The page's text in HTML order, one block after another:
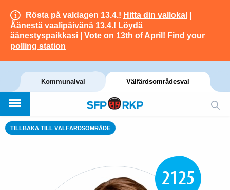
Rösta på valdagen 13.4.! Hitta din vallokal
Äänestä vaalipäivänä 13.4.! Löydä
äänestyspaikkasi | Vote on 13th of April! Find your
polling station
Kommunalval Välfärdsområdesval
TILLBAKA TILL VÄLFÄRDSOMRÅDE
2125